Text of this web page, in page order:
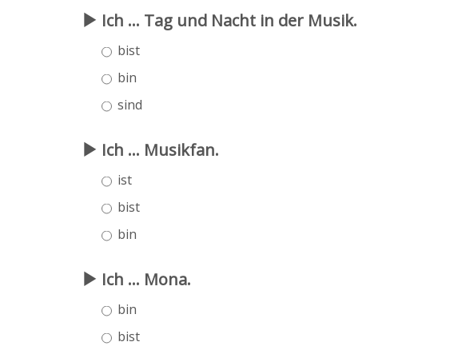
Ich ... Tag und Nacht in der Musik.
bist
bin
sind
Ich ... Musikfan.
ist
bist
bin
Ich ... Mona.
bin
bist